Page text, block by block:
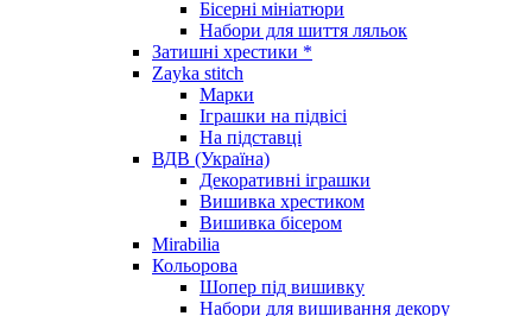
Бісерні мініатюри
Набори для шиття ляльок
Затишні хрестики *
Zayka stitch
Марки
Іграшки на підвісі
На підставці
ВДВ (Україна)
Декоративні іграшки
Вишивка хрестиком
Вишивка бісером
Mirabilia
Кольорова
Шопер під вишивку
Набори для вишивання декору